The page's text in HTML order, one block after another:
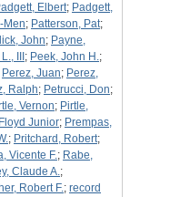
Elbert; Padgett,
Men; Patterson, Pat;
John; Payne,
III ; Peek, John H.;
Perez, Juan; Perez,
Ralph; Petrucci, Don;
Vernon; Pirtle,
Junior; Prempas,
; Pritchard, Robert;
Vicente F.; Rabe,
Claude A.;
Robert F.; record